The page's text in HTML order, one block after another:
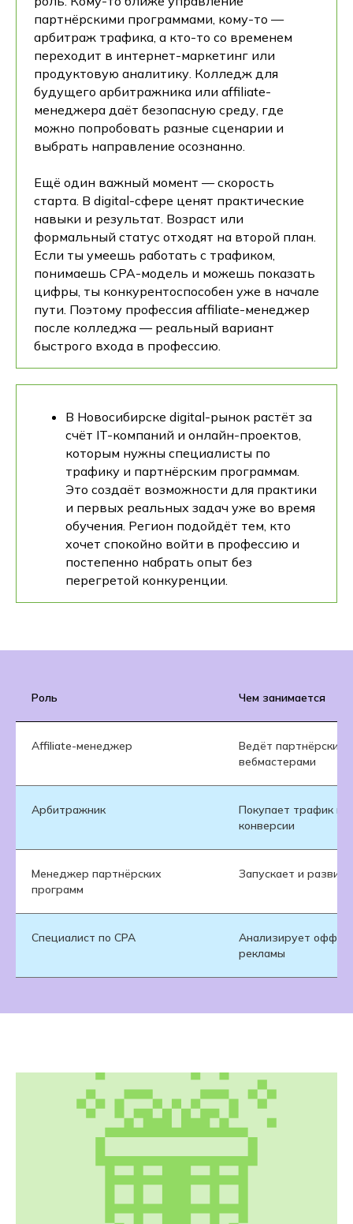
партнёрскими программами, кому-то —
арбитраж трафика, а кто-то со временем
переходит в интернет-маркетинг или
продуктовую аналитику. Колледж для
будущего арбитражника или affiliate-
менеджера даёт безопасную среду, где
можно попробовать разные сценарии и
выбрать направление осознанно.
Ещё один важный момент — скорость
старта. В digital-сфере ценят практические
навыки и результат. Возраст или
формальный статус отходят на второй план.
Если ты умеешь работать с трафиком,
понимаешь CPA-модель и можешь показать
цифры, ты конкурентоспособен уже в начале
пути. Поэтому профессия affiliate-менеджер
после колледжа — реальный вариант
быстрого входа в профессию.
В Новосибирске digital-рынок растёт за
счёт IT-компаний и онлайн-проектов,
которым нужны специалисты по
трафику и партнёрским программам.
Это создаёт возможности для практики
и первых реальных задач уже во время
обучения. Регион подойдёт тем, кто
хочет спокойно войти в профессию и
постепенно набрать опыт без
перегретой конкуренции.
Роль Чем занимается
Affiliate-менеджер
Ведёт партнёрские
вебмастерами
Арбитражник
Покупает трафик и
конверсии
Менеджер партнёрских
программ
Запускает и
Специалист по CPA
Анализирует
рекламы